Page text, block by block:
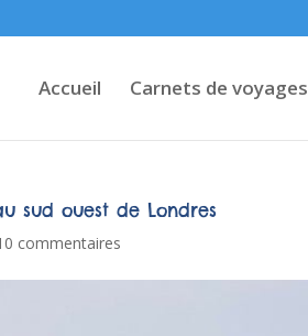
Accueil Carnets de voyages
sud ouest de Londres
commentaires